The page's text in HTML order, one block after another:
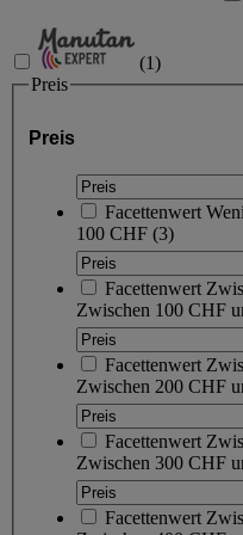
(1)
Preis
Preis
Facettenwert
100 CHF (3)
Facettenwert
Zwischen 100 CHF
Facettenwert
Zwischen 200 CHF
Facettenwert
Zwischen 300 CHF
Facettenwert